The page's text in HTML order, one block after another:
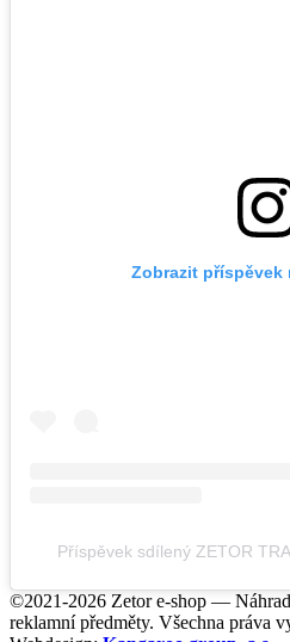
Zobrazit příspěvek
Příspěvek sdílený ZETOR
©2021-2026 Zetor e-shop —
reklamní předměty. Všechna práva